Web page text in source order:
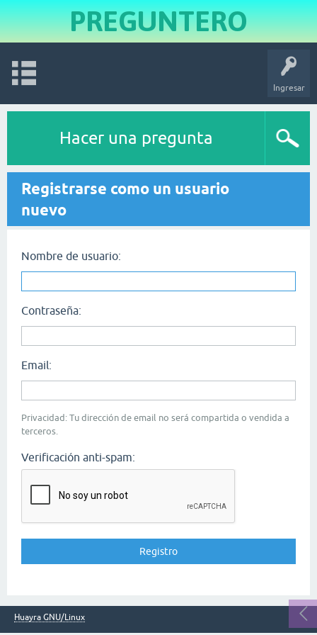
PREGUNTERO
Ingresar
Hacer una pregunta
Registrarse como un usuario
nuevo
Nombre de usuario:
Contraseña:
Email:
Privacidad: Tu dirección de email no será compartida o vendida a
terceros.
Verificación anti-spam:
Huayra GNU/Linux